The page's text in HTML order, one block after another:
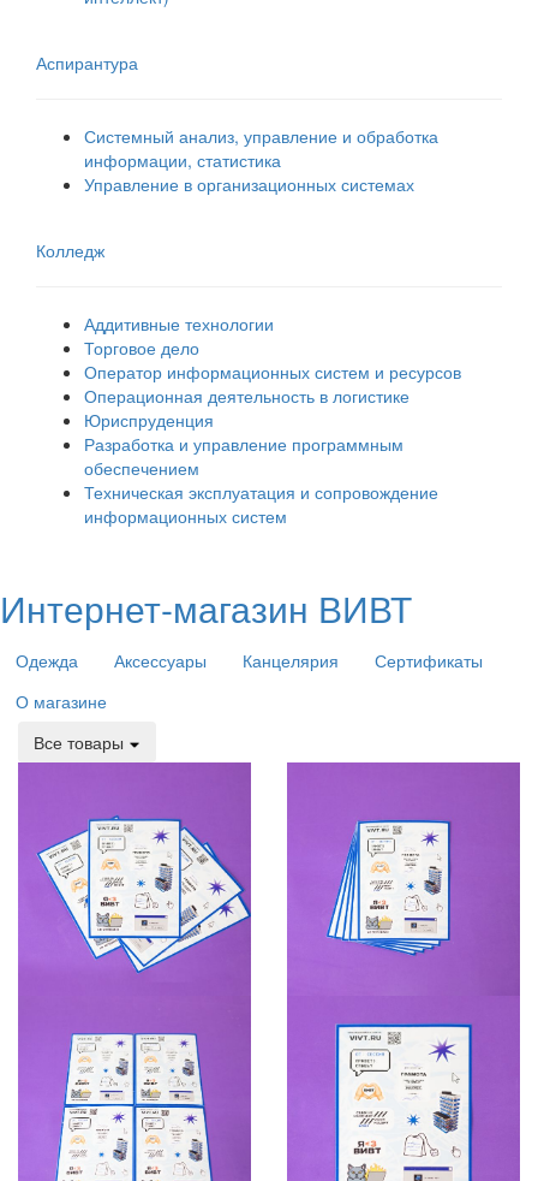
Аспирантура
Системный анализ, управление и обработка
информации, статистика
Управление в организационных системах
Колледж
Аддитивные технологии
Торговое дело
Оператор информационных систем и ресурсов
Операционная деятельность в логистике
Юриспруденция
Разработка и управление программным
обеспечением
Техническая эксплуатация и сопровождение
информационных систем
Интернет-магазин ВИВТ
Одежда Аксессуары Канцелярия
Сертификаты
О магазине
Все товары